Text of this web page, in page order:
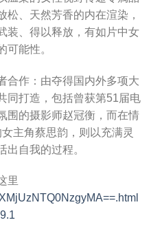
松、天然芳香的内在渲染，
装、得以释放，有如片中女
可能性。
合作：由夺得国内外多项大
同打造，包括曾获第51届电
围的摄影师赵冠衡，而在情
主角蔡思韵，则以充满灵
出自我的过程。
里